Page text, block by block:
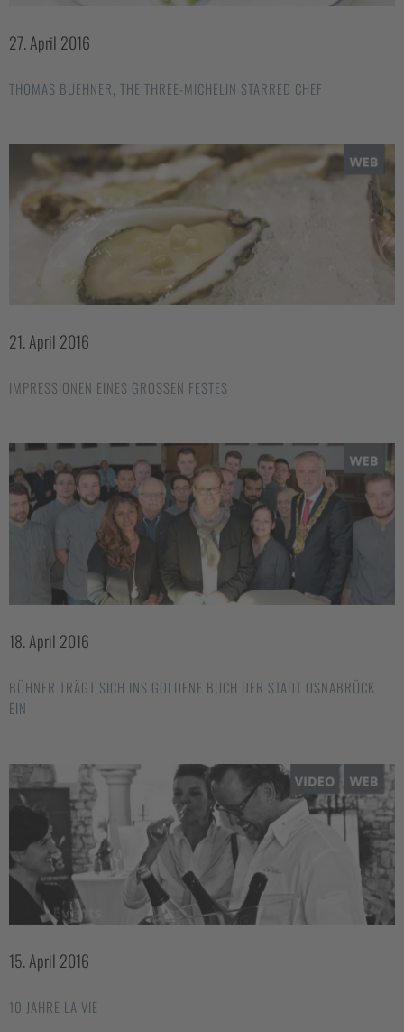
27. April 2016
THOMAS BUEHNER, THE THREE-MICHELIN STARRED CHEF
21. April 2016
IMPRESSIONEN EINES GROSSEN FESTES
18. April 2016
BÜHNER TRÄGT SICH INS GOLDENE BUCH DER STADT OSNABRÜCK
EIN
15. April 2016
10 JAHRE LA VIE